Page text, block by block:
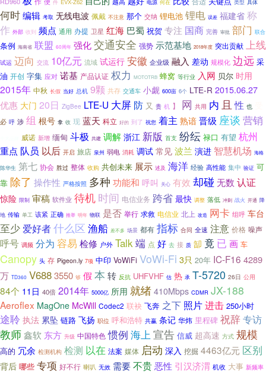
件 EVX-Z62 电源 何在 类型 具体
何时编辑 考取 无线电波 佩戴 不注意 那个 交纳 锂电池 锂电 误差 福建省 称
作 外部 收到 频点 通用 办提 卫星 红海 巴蜀 祝贺 专注 国商 完善 审批 部门 联合
条例 海南省 联盟 60周年 强化交通安全 强势 示范基地 2018年度 突出贡献 上线
试运 迈向 交流 10亿元 流域 试运行 安徽 企业级 融入 差动 规模化 边远 采
油 开创 字集 应对 诺基 产品认证 权力 MOTOTRB 蜂窝 等行业 入网 贝尔 时用
2015年 中秋 长假 当好 总机 9颗 共存 交通车 小觑 600亩 6个 LTE-R 2015.06.27
优惠 大门 20日 ZigBee LTE-U 大屏 防 又 贵 机 】 网 共用 内 且 性 也
必 呼 涉 组 根号 拿 收 现 蓝天 科立 好的 到了 祝您 着主 熟谙 晋级 座谈 营销
威诺 新增 缅甸 斗极 共建 调解 浙江 新版 首支 纷纭 禄口 有望 杭州
重点 队员 以后 开启 旅店 泉州 弱电 消耗 调试 常见 波兰 演进 智慧机场 海格
陈华生 第七 协会 胜过 整体 收购 共创未来 展示 述及 海洋 经验 高性能 集中 验证 可
靠 除了 操作性 严格按照 多种 功能和 呼叫 关心 有效 却碰 无数 认证
惊险 限制 审稿 软件业 待机 时间 电信业务 跨省 最快 调整 落低 冲刺 战火 开通 降
地 传输 单工 该紧 正确 推举 明年 物联 是否 举行 求救 电信业 北上 改造 网卡 组呼 车台
至少爱好者什么区 渔船 差不多 场景 都有 指标 合同 全速 注意 价格 噪声
呼号 调频 分为 容易 检修 户外 Talk端 点 好 去 接 质 缷 竟 已 画 车
Canopy 头 存 Pigeon.ly 7项 中印 VoWiFi VoWi-Fi 3只 20年 IC-F16 4289
万 TD360 V6883550 够 假 本 转 反抗 UHFVHF 估 热 承 T-5720 26日 公用
84个 11日 40倍 2014年 5000亿 所用 就绪 410Mbps CDMR JX-188
Aeroflex MagOne McWill Codec2 联袂 飞奔 之下 照片进击 250小时
途聆 执法 累坠 链路 飞扬 职位 呼和浩特 共赢 条记 华炜 里程碑 祝辞专访
教师鑫软 东方 升级 中国特色 惯例 海上 宣告 信威 超高速 方式 规模
高的 冗余 检测机构 检测 以在 法案 媒体 启动 深入 挖掘 4463亿元 区别
背后 哪些 专项 好不行 喇叭 无效 需要不贵恶性 引汉济渭 机收 大事 新频率